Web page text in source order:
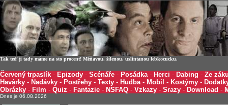
Tak teď ji tady máme na sto procent! Měňavou, šílenou, uslintanou lebkocucku.
Červený trpaslík - Epizody - Scénáře - Posádka- Herci - Dabing - Ze
Havárky - Nadávky - Postřehy - Texty - Hudba- Mobil - Kostýmy -
Obrázky - Film - Quiz - Fantazie - NSFAQ - Vzkazy - Srazy - Download -
Dnes je 06.08.2026